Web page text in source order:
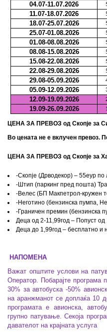
04.07-11.07.2026
11.07-18.07.2026
18.07-25.07.2026
25.07-01.08.2026
01.08-08.08.2026
08.08-15.08.2026
15.08-22.08.2026
22.08-29.08.2026
29.08-05.09.2026
05.09-12.09.2026
12.09-19.09.2026
19.09-26.09.2026
ЦЕНА ЗА ПРЕВОЗ од Скопје за
Во цената не е вклучен превоз.
ЦЕНА ЗА ПРЕВОЗ од Скопје за
-Скопје (Дрводекор) – 55еур по
-Штип (паркинг пред пошта)
-Велес (БП Макпетрол-кружен
-Неготино (бензинска пумпа,
-Граничен премин (бензинска
Деца од 2-11,99год – Попуст
Деца до 1,99год – бесплатно и
НАПОМЕНА
Важат општите услови на
Оператор. Побарајте
30% за автобуска -50%
на аранжманот се доплаќа 10
програмата е авионска,
групно патување. Секоја
давателот на крајната услуга